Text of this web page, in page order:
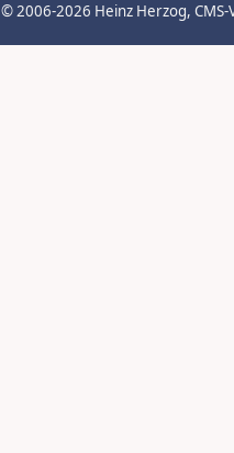
© 2006-2026 Heinz Herzog,